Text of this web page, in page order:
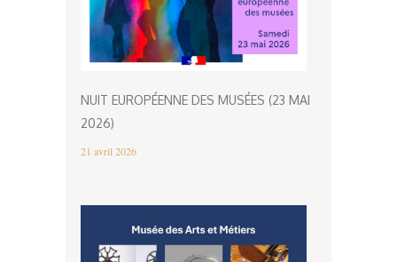
NUIT EUROPÉENNE DES MUSÉES (23 MAI
2026)
21 avril 2026